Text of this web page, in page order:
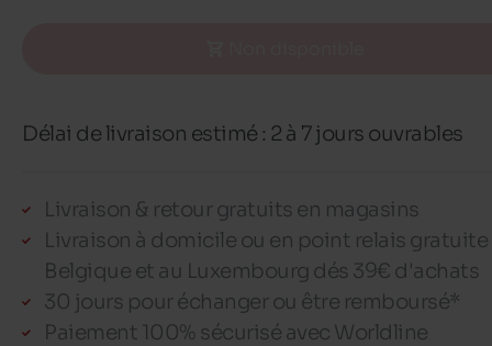
Délai de livraison estimé : 2 à 7 jours ouvrables
Livraison & retour gratuits en magasins
Livraison à domicile ou en point relais gratuite
Belgique et au Luxembourg dés 39€ d'achats
30 jours pour échanger ou être remboursé*
Paiement 100% sécurisé avec Worldline